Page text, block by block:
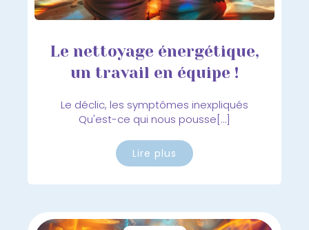
Le nettoyage énergétique,
un travail en équipe !
Le déclic, les symptômes inexpliqués
Qu'est-ce qui nous pousse[…]
Lire plus